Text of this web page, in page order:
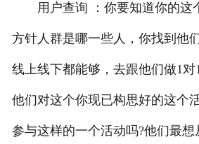
用户查询 ：你要知道你的这
方针人群是哪一些人，你找到他
线上线下都能够，去跟他们做1对
他们对这个你现已构思好的这个
参与这样的一个活动吗?他们最想